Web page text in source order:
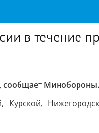
в течение
сообщает Минобороны.